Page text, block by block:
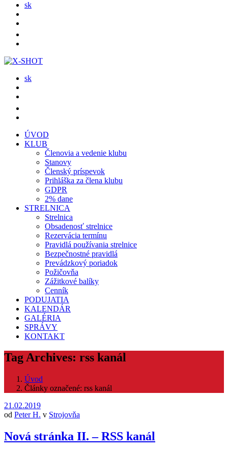
sk
sk
ÚVOD
KLUB
Členovia a vedenie klubu
Stanovy
Členský príspevok
Prihláška za člena klubu
GDPR
2% dane
STRELNICA
Strelnica
Obsadenosť strelnice
Rezervácia termínu
Pravidlá používania strelnice
Bezpečnostné pravidlá
Prevádzkový poriadok
Požičovňa
Zážitkové balíky
Cenník
PODUJATIA
KALENDÁR
GALÉRIA
SPRÁVY
KONTAKT
Tag Archives: rss kanál
Úvod
Články označené: rss kanál
21.02.2019
od Peter H. v Strojovňa
Nová stránka II. – RSS kanál